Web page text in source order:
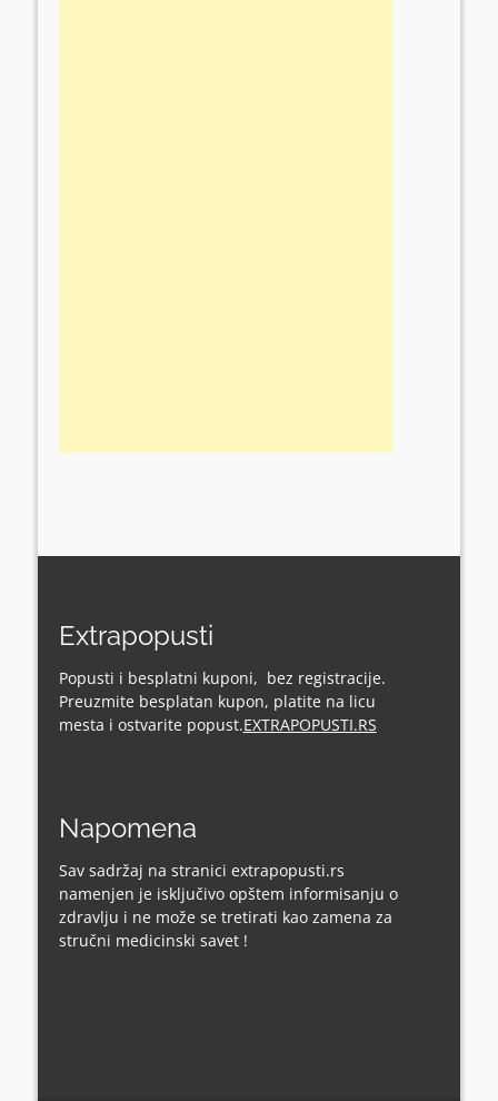
Extrapopusti
Popusti i besplatni kuponi, bez registracije.
Preuzmite besplatan kupon, platite na licu
mesta i ostvarite popust.EXTRAPOPUSTI.RS
Napomena
Sav sadržaj na stranici extrapopusti.rs
namenjen je isključivo opštem informisanju o
zdravlju i ne može se tretirati kao zamena za
stručni medicinski savet !